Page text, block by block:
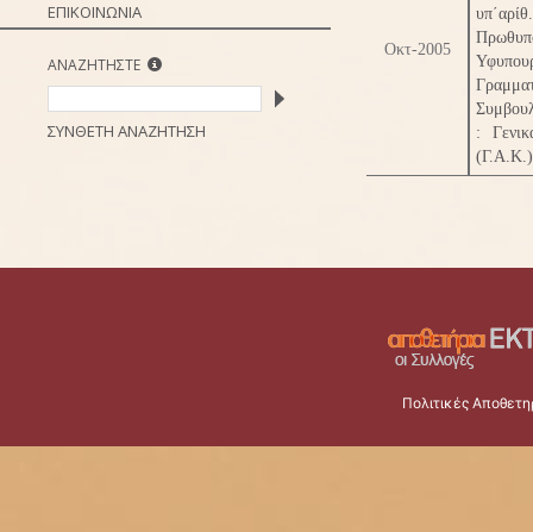
ΕΠΙΚΟΙΝΩΝΙΑ
ΑΝΑΖΗΤΗΣΤΕ
ΣΥΝΘΕΤΗ ΑΝΑΖΗΤΗΣΗ
Οκτ-2005
:
(Γ.Α.Κ.)